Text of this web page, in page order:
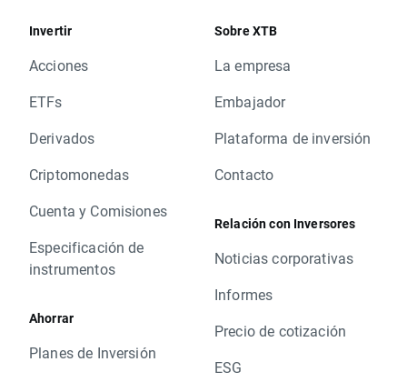
Invertir
Acciones
ETFs
Derivados
Criptomonedas
Cuenta y Comisiones
Especificación de
instrumentos
Ahorrar
Planes de Inversión
Sobre XTB
La empresa
Embajador
Plataforma de inversión
Contacto
Relación con Inversores
Noticias corporativas
Informes
Precio de cotización
ESG